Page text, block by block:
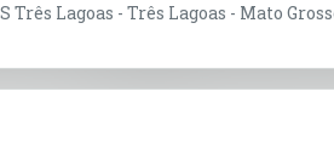
Três Lagoas - Três Lagoas - Mato